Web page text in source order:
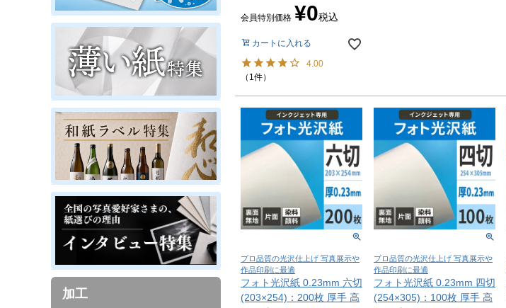
加工
会員特別価格 ¥0税込
カートに入れる
4.00
（1件）
プロ品質の光沢仕上げ 写真展示や
作品印刷に最適
フォト光沢紙 0.23mm 六切
(203×254)：200枚 厚手 高
プロ品質の光沢仕上げ 写真展示や
作品印刷に最適
フォト光沢紙 0.23mm 四切
(254×305)：100枚 厚手 高